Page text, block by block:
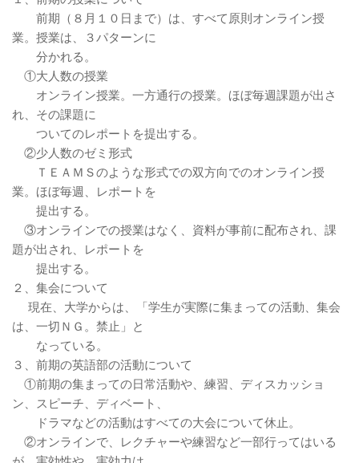
前期（８月１０日まで）は、すべて原則オンライン授
業。授業は、３パターンに
分かれる。
①大人数の授業
オンライン授業。一方通行の授業。ほぼ毎週課題が出さ
れ、その課題に
ついてのレポートを提出する。
②少人数のゼミ形式
ＴＥＡＭＳのような形式での双方向でのオンライン授
業。ほぼ毎週、レポートを
提出する。
③オンラインでの授業はなく、資料が事前に配布され、課
題が出され、レポートを
提出する。
２、集会について
現在、大学からは、「学生が実際に集まっての活動、集会
は、一切ＮＧ。禁止」と
なっている。
３、前期の英語部の活動について
①前期の集まっての日常活動や、練習、ディスカッショ
ン、スピーチ、ディベート、
ドラマなどの活動はすべての大会について休止。
②オンラインで、レクチャーや練習など一部行ってはいる